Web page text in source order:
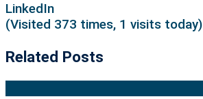
LinkedIn
(Visited 373 times, 1 visits today)
Related Posts